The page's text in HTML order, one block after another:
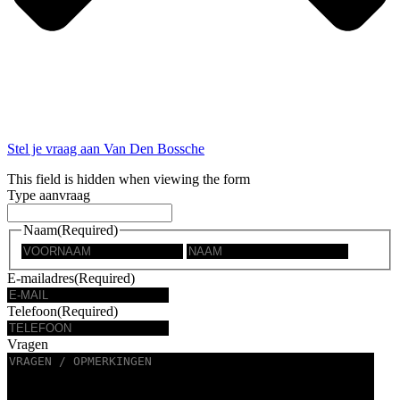
Stel je vraag aan Van Den Bossche
This field is hidden when viewing the form
Type aanvraag
Naam(Required)
Eerste
E-mailadres(Required)
Telefoon(Required)
Vragen